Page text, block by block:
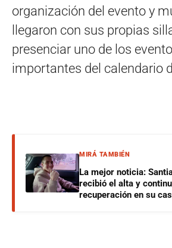
organización del evento y
llegaron con sus propias
presenciar uno de los
importantes del calendario
MIRÁ TAMBIÉN
La mejor noticia:
recibió el alta y
recuperación en su